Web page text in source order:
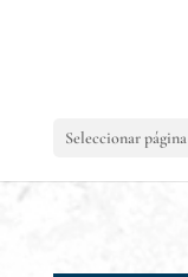
Seleccionar página